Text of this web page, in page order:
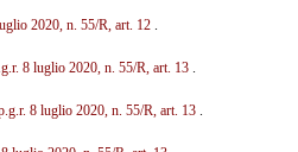
2020, n. 55/R, art. 12.
8 luglio 2020, n. 55/R, art. 13.
8 luglio 2020, n. 55/R, art. 13.